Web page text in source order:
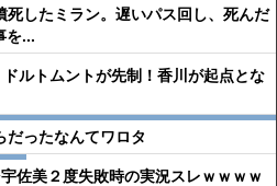
死したミラン。遅いパス回し、死んだ
を...
ドルトムントが先制！香川が起点とな
だったなんてワロタ
美２度失敗時の実況スレｗｗｗｗ